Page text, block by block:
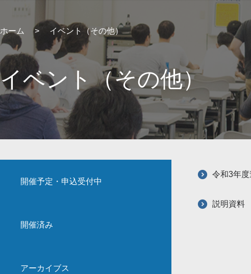
ホーム イベント（その他）
イベント（その他）
開催予定・申込受付中
開催済み
アーカイブス
令和3年
説明資料